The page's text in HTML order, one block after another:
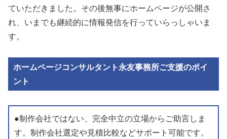
ていただきました。その後無事にホームページが公開さ
れ、いまでも継続的に情報発信を行っていらっしゃいま
す。
ホームページコンサルタント永友事務所ご支援のポイ
ント
●制作会社ではない、完全中立の立場からご助言しま
す。制作会社選定や見積比較などサポート可能です。